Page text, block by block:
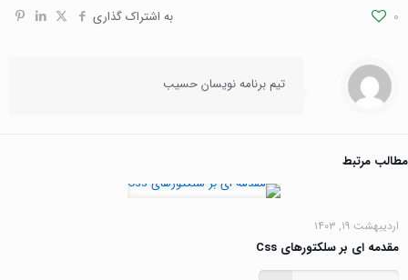
به اشتراک گذاری 0
تیم برنامه نویسان حسیب
مطالب مرتبط
اردیبهشت ۱۹, ۱۴۰۳
مقدمه ای بر سلکتورهای Css